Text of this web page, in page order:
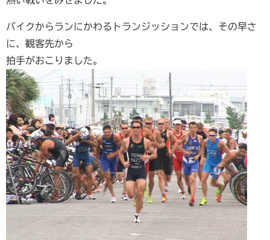
バイクからランにかわるトランジッションでは、その早さ
に、観客先から
拍手がおこりました。